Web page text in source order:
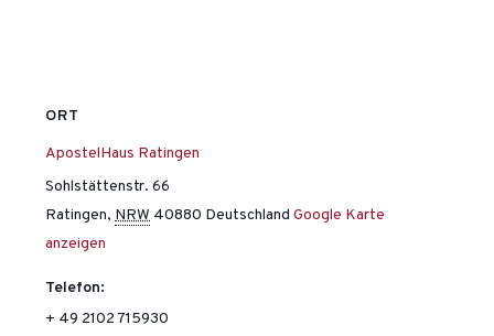
ORT
ApostelHaus Ratingen
Sohlstättenstr. 66
Ratingen, NRW 40880 Deutschland Google Karte
anzeigen
Telefon:
+ 49 2102 715930